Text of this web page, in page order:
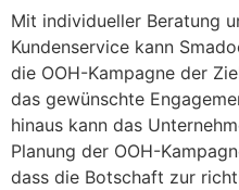
Mit individueller Beratung
Kundenservice kann
die OOH-Kampagne der
das gewünschte
hinaus kann das
Planung der OOH-
dass die Botschaft zur